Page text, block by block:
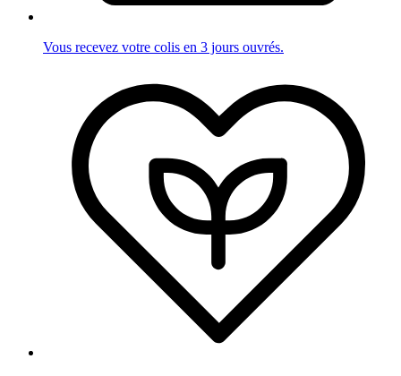
Vous recevez votre colis en 3 jours ouvrés.